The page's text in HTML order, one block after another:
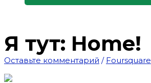
Я тут: Home!
Оставьте комментарий / Foursquare